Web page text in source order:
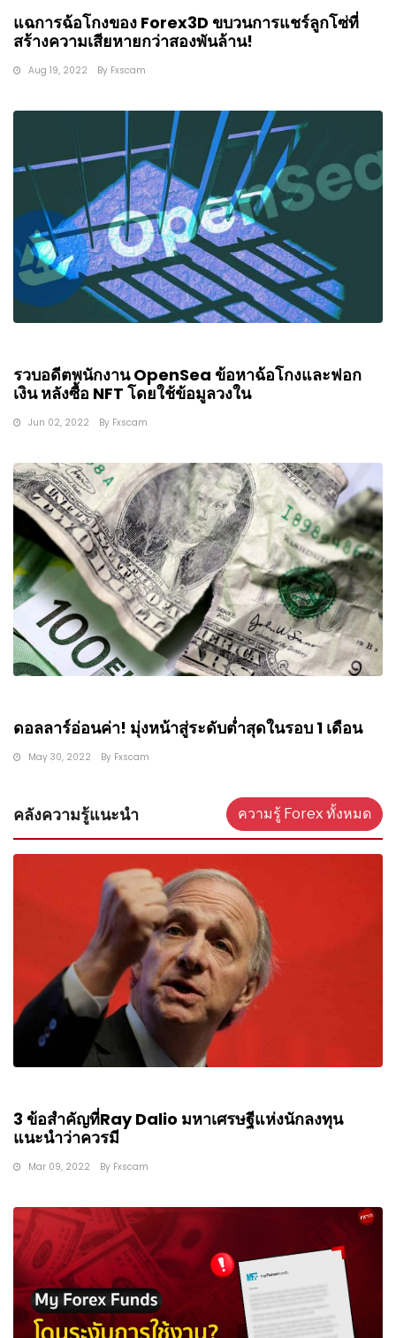
แฉการฉ้อโกงของ Forex3D ขบวนการแชร์ลูกโซ่ที่
สร้างความเสียหายกว่าสองพันล้าน!
Aug 19, 2022 By Fxscam
รวบอดีตพนักงาน OpenSea ข้อหาฉ้อโกงและฟอก
เงิน หลังซื้อ NFT โดยใช้ข้อมูลวงใน
Jun 02, 2022 By Fxscam
ดอลลาร์อ่อนค่า! มุ่งหน้าสู่ระดับต่ำสุดในรอบ 1 เดือน
May 30, 2022 By Fxscam
คลังความรู้แนะนำ ความรู้ Forex ทั้งหมด
3 ข้อสำคัญที่Ray Dalio มหาเศรษฐีแห่งนักลงทุน
แนะนำว่าควรมี
Mar 09, 2022 By Fxscam